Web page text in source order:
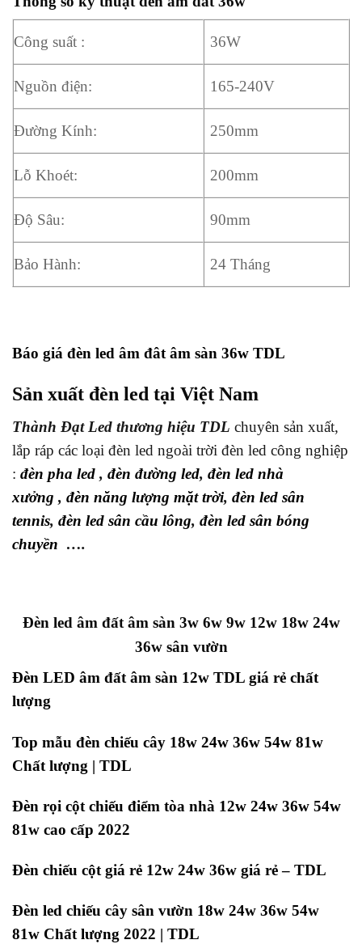
Công suất : 36W
Nguồn điện: 165-240V
Đường Kính: 250mm
Lỗ Khoét: 200mm
Độ Sâu: 90mm
Bảo Hành: 24 Tháng
Báo giá đèn led âm đât âm sàn 36w TDL
Sản xuất đèn led tại Việt Nam
Thành Đạt Led thương hiệu TDL chuyên sản xuất,
lắp ráp các loại đèn led ngoài trời đèn led công nghiệp
: đèn pha led , đèn đường led, đèn led nhà
xưởng , đèn năng lượng mặt trời, đèn led sân
tennis, đèn led sân cầu lông, đèn led sân bóng
chuyền ….
Đèn led âm đất âm sàn 3w 6w 9w 12w 18w 24w
36w sân vườn
Đèn LED âm đất âm sàn 12w TDL giá rẻ chất
lượng
Top mẫu đèn chiếu cây 18w 24w 36w 54w 81w
Chất lượng | TDL
Đèn rọi cột chiếu điểm tòa nhà 12w 24w 36w 54w
81w cao cấp 2022
Đèn chiếu cột giá rẻ 12w 24w 36w giá rẻ – TDL
Đèn led chiếu cây sân vườn 18w 24w 36w 54w
81w Chất lượng 2022 | TDL